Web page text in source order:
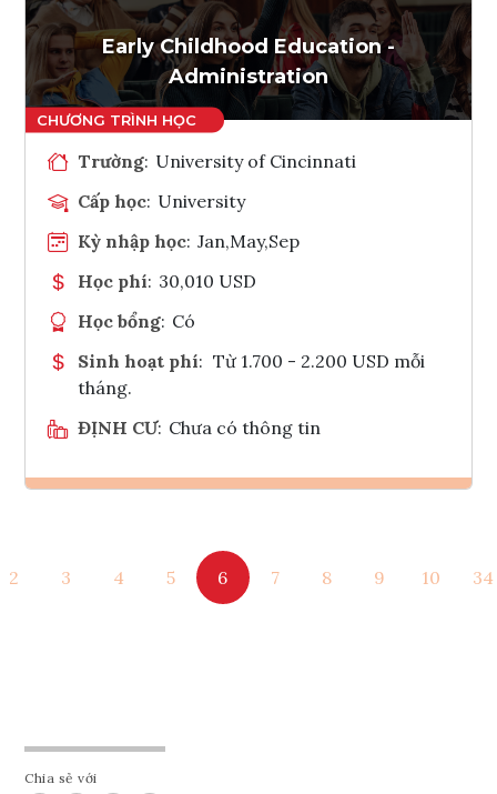
Tham vấn Interlink
Early Childhood Education -
Administration
Trường: University of Cincinnati
Cấp học: University
Kỳ nhập học: Jan,May,Sep
Học phí: 30,010 USD
Học bổng: Có
Sinh hoạt phí: Từ 1.700 - 2.200 USD mỗi
tháng.
ĐỊNH CƯ: Chưa có thông tin
Tham vấn Interlink
2 3 4 5 6 7 8 9 10 34
Chia sẻ với